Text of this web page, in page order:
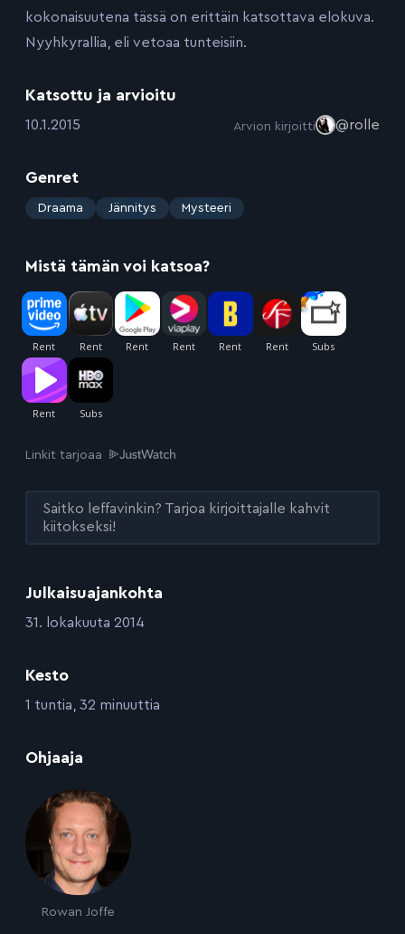
Julkaisuajankohta
:31. lokakuuta 2014
Kesto
:1 tuntia, 32 minuuttia
Ohjaaja
Rowan Joffe
kokonaisuutena tässä on erittäin katsottava elokuva.
Nyyhkyrallia, eli vetoaa tunteisiin.
Katsottu ja arvioitu
:10.1.2015 Arvion kirjoitti @rolle
Genret
: Draama Jännitys Mysteeri
Mistä tämän voi katsoa?
Linkit tarjoaa
Saitko leffavinkin? Tarjoa kirjoittajalle kahvit
kiitokseksi!